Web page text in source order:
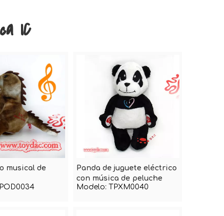
IC
musical de
Panda de juguete eléctrico
con música de peluche
Modelo: TPXM0040